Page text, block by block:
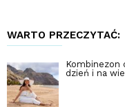
WARTO PRZECZYTAĆ:
Kombinezon
dzień i na